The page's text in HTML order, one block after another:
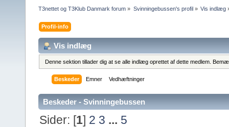
T3nettet og T3Klub Danmark forum » Svinningebussen's profil» Vis indlæg
Profil-info
Vis indlæg
Denne sektion tillader dig at se alle indlæg oprettet af dette medlem.
Beskeder Emner Vedhæftninger
Beskeder - Svinningebussen
Sider: [1] 2 3 ... 5